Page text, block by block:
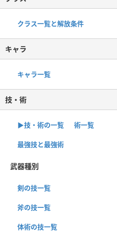
クラス一覧と解放条件
キャラ
キャラ一覧
技・術
▶︎技・術の一覧 術一覧
最強技と最強術
武器種別
剣の技一覧
斧の技一覧
体術の技一覧